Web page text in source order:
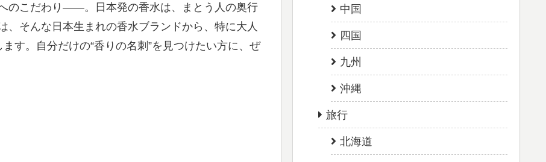
のこだわり――。日本発の香水は、まとう人の奥行
、そんな日本生まれの香水ブランドから、特に大人
す。自分だけの“香りの名刺”を見つけたい方に、ぜ
中国
四国
九州
沖縄
旅行
北海道